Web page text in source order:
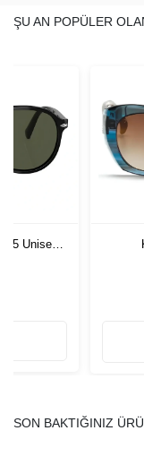
ŞU AN POPÜLER
55 Unisex
SON BAKTIĞINIZ